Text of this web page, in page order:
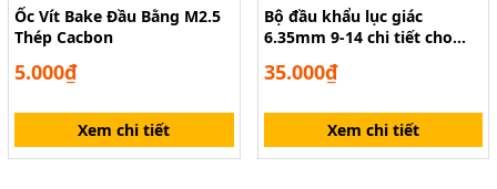
Ốc Vít Bake Đầu Bằng M2.5
Thép Cacbon
5.000₫
Xem chi tiết
Bộ đầu khẩu lục giác
6.35mm 9-14 chi tiết cho
35.000₫
Xem chi tiết